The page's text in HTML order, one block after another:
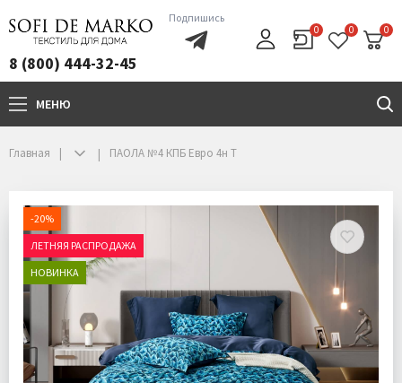
8 (800) 444-32-45
Подпишись
0 0 0
МЕНЮ
Главная ПАОЛА №4 КПБ Евро 4н Т
-20%
ЛЕТНЯЯ РАСПРОДАЖА
НОВИНКА